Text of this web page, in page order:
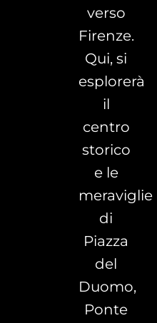
verso
Firenze.
Qui, si
esplorerà
il
centro
storico
e le
meraviglie
di
Piazza
del
Duomo,
Ponte